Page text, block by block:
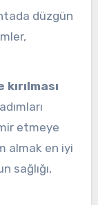
düzgün
etmeye
almak en iyi
sağlığı,